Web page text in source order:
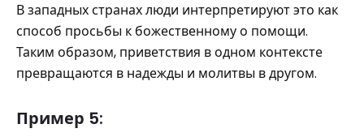
В западных странах люди интерпретируют это как
способ просьбы к божественному о помощи.
Таким образом, приветствия в одном контексте
превращаются в надежды и молитвы в другом.
Пример 5: